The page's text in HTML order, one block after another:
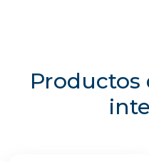
Productos